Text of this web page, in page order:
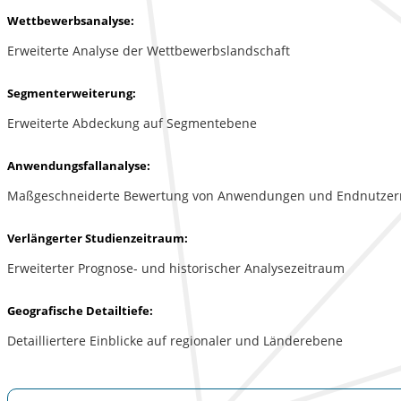
Wettbewerbsanalyse:
Erweiterte Analyse der Wettbewerbslandschaft
Segmenterweiterung:
Erweiterte Abdeckung auf Segmentebene
Anwendungsfallanalyse:
Maßgeschneiderte Bewertung von Anwendungen und
Verlängerter Studienzeitraum:
Erweiterter Prognose- und historischer Analysezeitraum
Geografische Detailtiefe:
Detailliertere Einblicke auf regionaler und Länderebene